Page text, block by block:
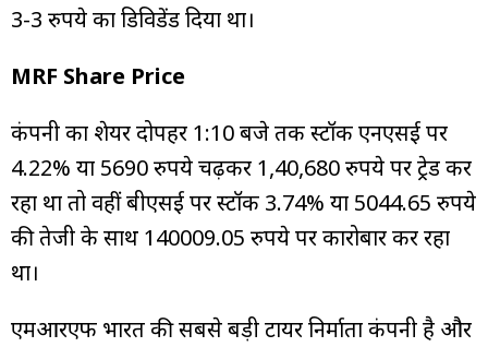
3-3 रुपये का डिविडेंड दिया था।
MRF Share Price
कंपनी का शेयर दोपहर 1:10 बजे तक स्टॉक एनएसई पर
4.22% या 5690 रुपये चढ़कर 1,40,680 रुपये पर ट्रेड कर
रहा था तो वहीं बीएसई पर स्टॉक 3.74% या 5044.65 रुपये
की तेजी के साथ 140009.05 रुपये पर कारोबार कर रहा
था।
एमआरएफ भारत की सबसे बड़ी टायर निर्माता कंपनी है और